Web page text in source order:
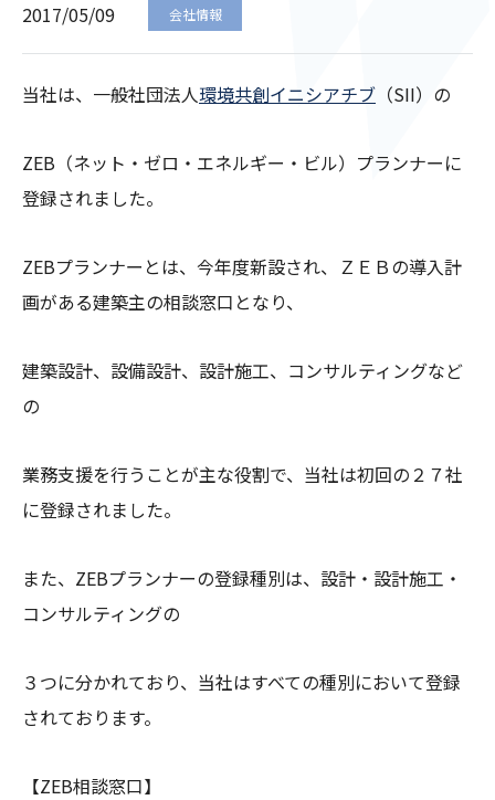
2017/05/09 会社情報
当社は、一般社団法人環境共創イニシアチブ （SII）の
ZEB（ネット・ゼロ・エネルギー・ビル）プランナーに
登録されました。
ZEBプランナーとは、今年度新設され、ＺＥＢの導入計
画がある建築主の相談窓口となり、
建築設計、設備設計、設計施工、コンサルティングなど
の
業務支援を行うことが主な役割で、当社は初回の２７社
に登録されました。
また、ZEBプランナーの登録種別は、設計・設計施工・
コンサルティングの
３つに分かれており、当社はすべての種別において登録
されております。
【ZEB相談窓口】